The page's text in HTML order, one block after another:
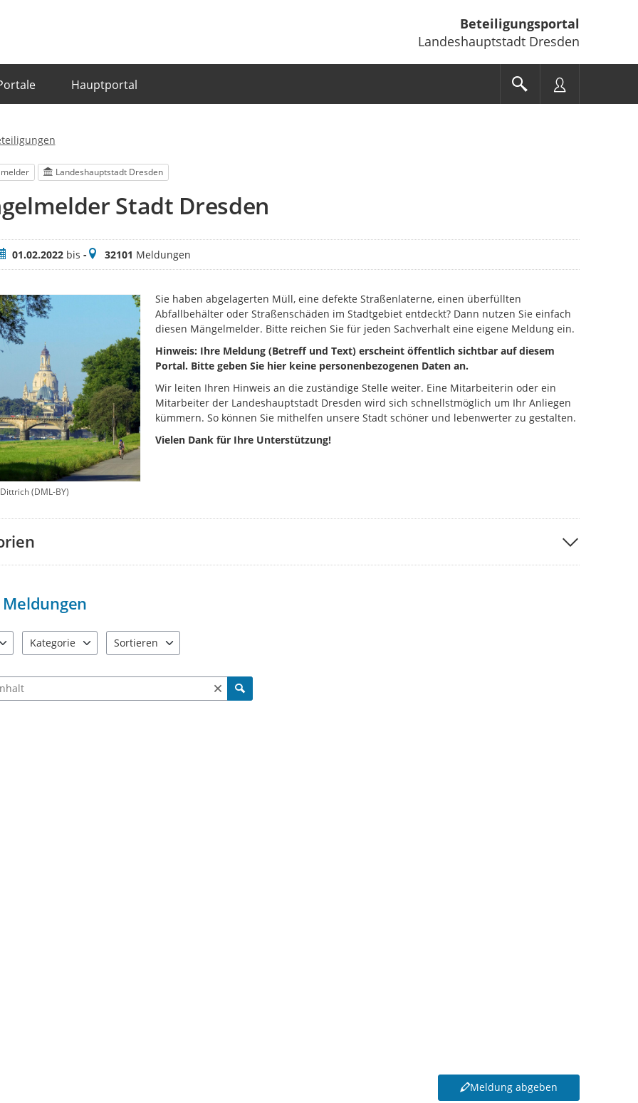
Beteiligungsportal
Landeshauptstadt Dresden
Hauptportal
Landeshauptstadt Dresden
Stadt Dresden
01.02.2022bis -Meldungen
32101 Meldungen
(DML-BY)
Sie haben abgelagerten Müll, eine defekte Straßenlaterne, einen überfüllten
Abfallbehälter oder Straßenschäden im Stadtgebiet entdeckt? Dann nutzen Sie einfach
diesen Mängelmelder. Bitte reichen Sie für jeden Sachverhalt eine eigene Meldung ein.
Hinweis: Ihre Meldung (Betreff und Text) erscheint öffentlich sichtbar auf diesem
Portal. Bitte geben Sie hier keine personenbezogenen Daten an.
Wir leiten Ihren Hinweis an die zuständige Stelle weiter. Eine Mitarbeiterin oder ein
Mitarbeiter der Landeshauptstadt Dresden wird sich schnellstmöglich um Ihr Anliegen
kümmern. So können Sie mithelfen unsere Stadt schöner und lebenwerter zu gestalten.
Vielen Dank für Ihre Unterstützung!
Meldungen
Kategorie
Sortieren
Meldungen und Kommentaren
Meldung abgeben